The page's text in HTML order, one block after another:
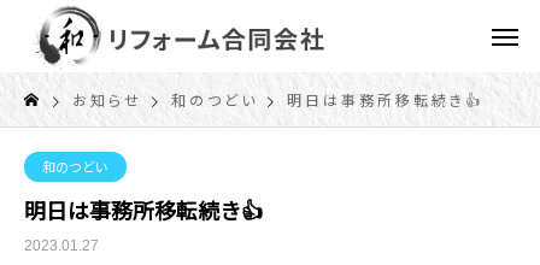
お知らせ 和のつどい 明日は事務所移転続き👍
和のつどい
明日は事務所移転続き👍
2023.01.27